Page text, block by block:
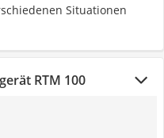
Situationen
RTM 100